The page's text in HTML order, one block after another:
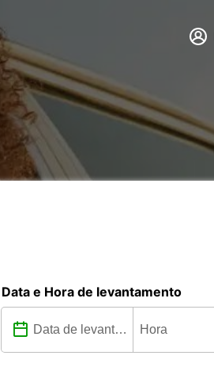
Data e Hora de levantamento